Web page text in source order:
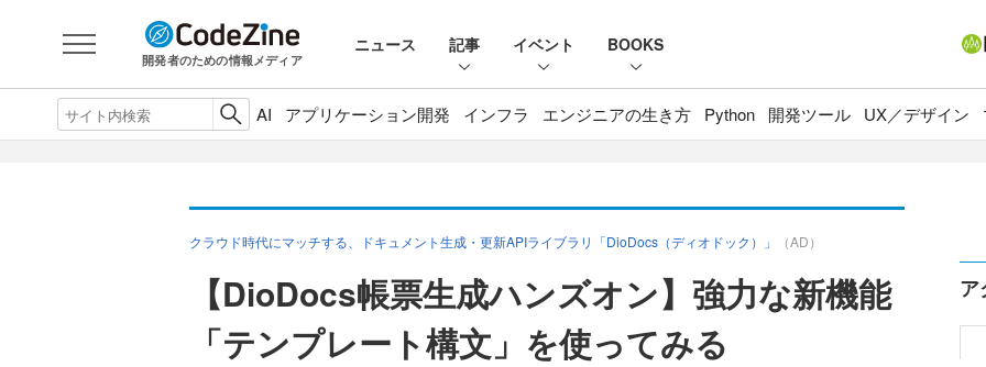
開発者のための情報メディア
ニュース 記事 イベント BOOKS
AI アプリケーション開発 インフラ エンジニアの生き方 Python 開発ツール UX／デザイン
クラウド時代にマッチする、ドキュメント生成・更新APIライブラリ「DioDocs（ディオドック）」 （AD）
【DioDocs帳票生成ハンズオン】強力な新機能
「テンプレート構文」を使ってみる
ア